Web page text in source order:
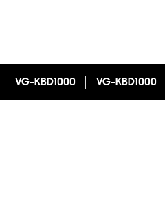
VG-KBD1000 VG-KBD1000